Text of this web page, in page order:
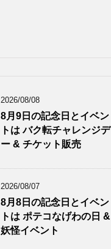
2026/08/08
8月9日の記念日とイベン
トは バク転チャレンジデ
ー & チケット販売
2026/08/07
8月8日の記念日とイベン
トは ポテコなげわの日 &
妖怪イベント